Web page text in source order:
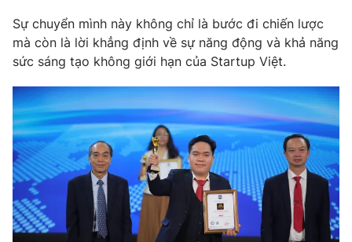
Câu chuyện quốc tế
Thị trường
Góc doanh nghiệp
Dữ liệu và đời sống
Truyền hình
Phim VTV
Hậu trường
Nhân vật
Khán giả
Giải sao mai
Giải trí
Điện ảnh
Âm nhạc
Sao
Đời sống
Du lịch
Làm đẹp
Giáo dục
Tuyển sinh
Sự chuyển mình này không chỉ là bước đi chiến lược
mà còn là lời khẳng định về sự năng động và khả năng
sức sáng tạo không giới hạn của Startup Việt.